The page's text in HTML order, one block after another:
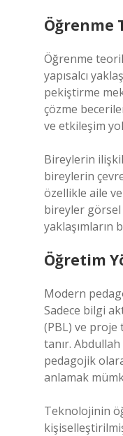
Öğrenme
Öğrenme
yapısalcı
pekiştirme
çözme
ve etkileşim
Bireylerin
bireylerin
özellikle aile
bireyler görsel
yaklaşımların
Öğretim
Modern
Sadece bilgi
(PBL) ve proje
tanır.
pedagojik
anlamak
Teknolojinin